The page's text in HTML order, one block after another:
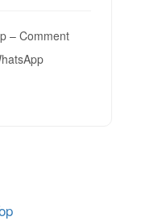
– Comment